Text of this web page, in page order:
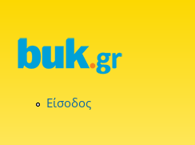
Είσοδος